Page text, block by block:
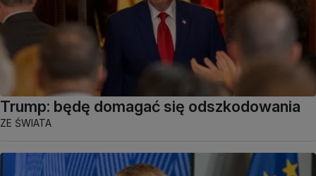
Trump: będę domagać się odszkodowania
ZE ŚWIATA